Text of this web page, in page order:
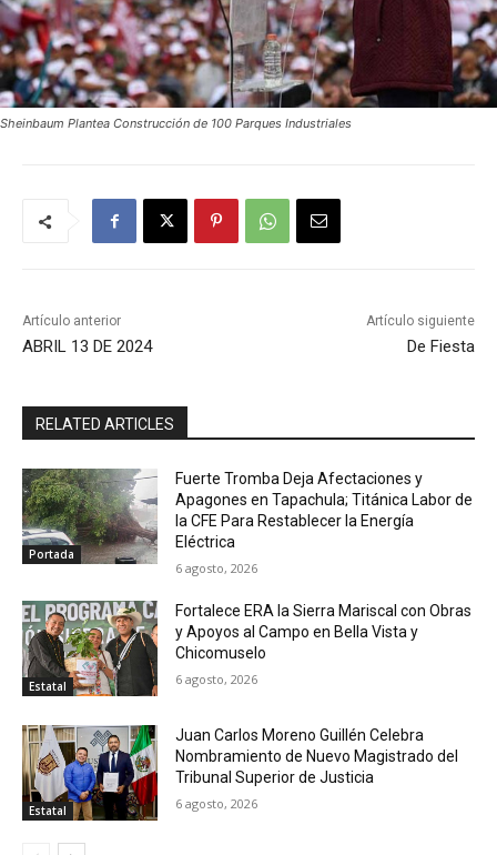
Sheinbaum Plantea Construcción de 100 Parques Industriales
Artículo anterior
ABRIL 13 DE 2024
Artículo siguiente
De Fiesta
RELATED ARTICLES
Portada
Fuerte Tromba Deja Afectaciones y
Apagones en Tapachula; Titánica Labor de
la CFE Para Restablecer la Energía
Eléctrica
6 agosto, 2026
Estatal
Fortalece ERA la Sierra Mariscal con Obras
y Apoyos al Campo en Bella Vista y
Chicomuselo
6 agosto, 2026
Estatal
Juan Carlos Moreno Guillén Celebra
Nombramiento de Nuevo Magistrado del
Tribunal Superior de Justicia
6 agosto, 2026